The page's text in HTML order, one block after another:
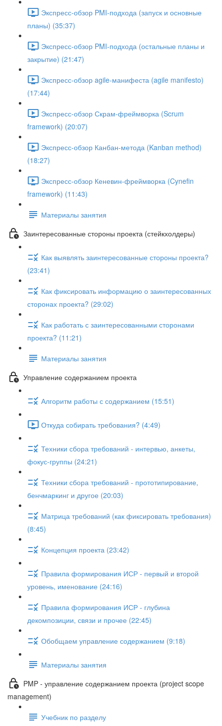
Экспресс-обзор PMI-подхода (запуск и основные
планы) (35:37)
Экспресс-обзор PMI-подхода (остальные планы и
закрытие) (21:47)
Экспресс-обзор agile-манифеста (agile manifesto)
(17:44)
Экспресс-обзор Скрам-фреймворка (Scrum
framework) (20:07)
Экспресс-обзор Канбан-метода (Kanban method)
(18:27)
Экспресс-обзор Кеневин-фреймворка (Cynefin
framework) (11:43)
Материалы занятия
Заинтересованные стороны проекта (стейкхолдеры)
Как выявлять заинтересованные стороны проекта?
(23:41)
Как фиксировать информацию о заинтересованных
сторонах проекта? (29:02)
Как работать с заинтересованными сторонами
проекта? (11:21)
Материалы занятия
Управление содержанием проекта
Алгоритм работы с содержанием (15:51)
Откуда собирать требования? (4:49)
Техники сбора требований - интервью, анкеты,
фокус-группы (24:21)
Техники сбора требований - прототипирование,
бенчмаркинг и другое (20:03)
Матрица требований (как фиксировать требования)
(8:45)
Концепция проекта (23:42)
Правила формирования ИСР - первый и второй
уровень, именование (24:16)
Правила формирования ИСР - глубина
декомпозиции, связи и прочее (22:45)
Обобщаем управление содержанием (9:18)
Материалы занятия
PMP - управление содержанием проекта (project scope
management)
Учебник по разделу